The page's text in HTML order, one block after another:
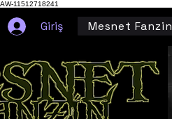
AW-11512718241
Giriş Mesnet Fanzin